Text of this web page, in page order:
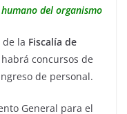
del organismo
de la Fiscalía de
habrá concursos de
de personal.
General para el